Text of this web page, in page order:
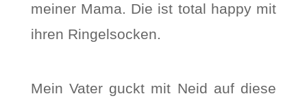
meiner Mama. Die ist total happy mit
ihren Ringelsocken.
Mein Vater guckt mit Neid auf diese